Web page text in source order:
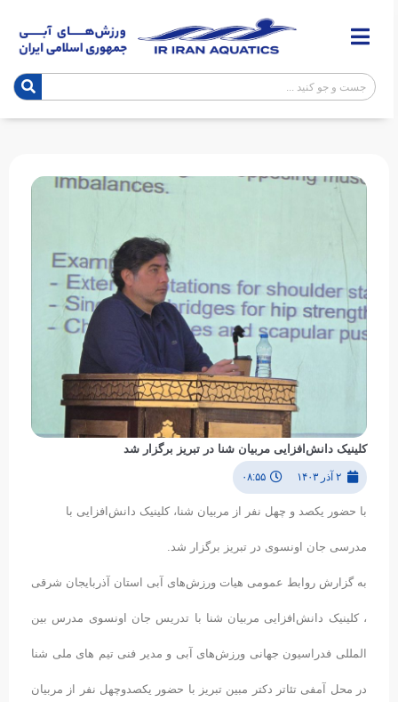
کلینیک دانش‌افزایی مربیان شنا در تبریز برگزار شد
۲ آذر ۱۴۰۳ ۰۸:۵۵
با حضور یکصد و چهل نفر از مربیان شنا، کلینیک دانش‌افزایی با
مدرسی جان اونسوی در تبریز برگزار شد.
به گزارش روابط عمومی هیات ورزش‌های آبی استان آذربایجان شرقی
، کلینیک دانش‌افزایی مربیان شنا با تدریس جان اونسوی مدرس بین
المللی فدراسیون جهانی ورزش‌های آبی و مدیر فنی تیم های ملی شنا
در محل آمفی تئاتر دکتر مبین تبریز با حضور یکصدوچهل نفر از مربیان